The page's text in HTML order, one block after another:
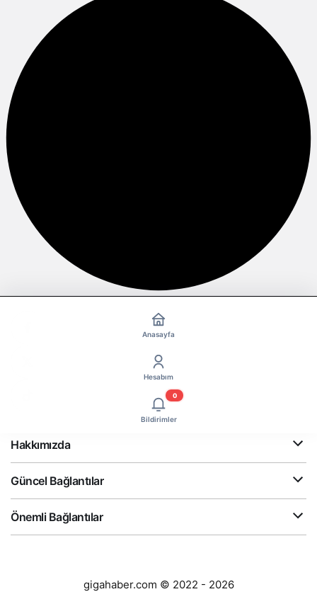
Anasayfa
Hesabım
Bildirimler
0
Hakkımızda
Güncel Bağlantılar
Önemli Bağlantılar
gigahaber.com © 2022 - 2026